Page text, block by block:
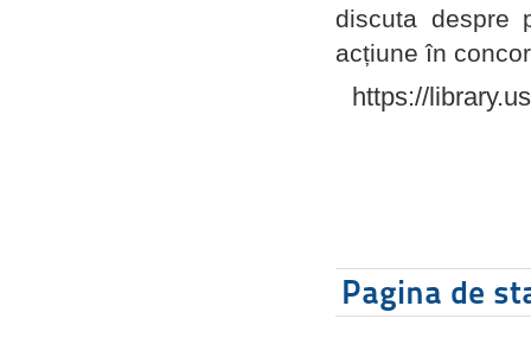
discuta despre
acțiune în
https://
Pagina de